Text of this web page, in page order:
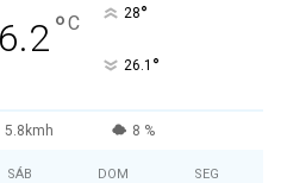
°C 28°
26.1 °
5.8kmh 8 %
SÁB DOM SEG